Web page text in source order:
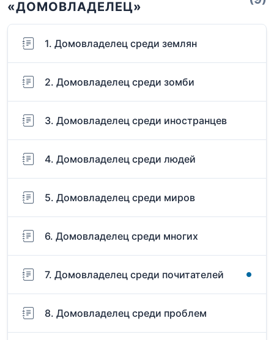
«ДОМОВЛАДЕЛЕЦ»
1. Домовладелец среди землян
2. Домовладелец среди зомби
3. Домовладелец среди иностранцев
4. Домовладелец среди людей
5. Домовладелец среди миров
6. Домовладелец среди многих
7. Домовладелец среди почитателей
8. Домовладелец среди проблем